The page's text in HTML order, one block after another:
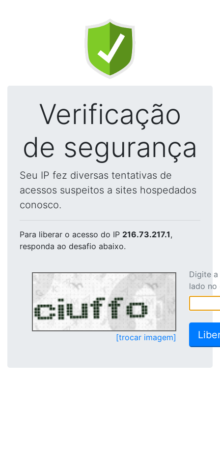
Verificação
de segurança
Seu IP fez diversas tentativas de
acessos suspeitos a sites hospedados
conosco.
Para liberar o acesso do IP 216.73.217.1,
responda ao desafio abaixo.
[trocar imagem]
Digite
lado no